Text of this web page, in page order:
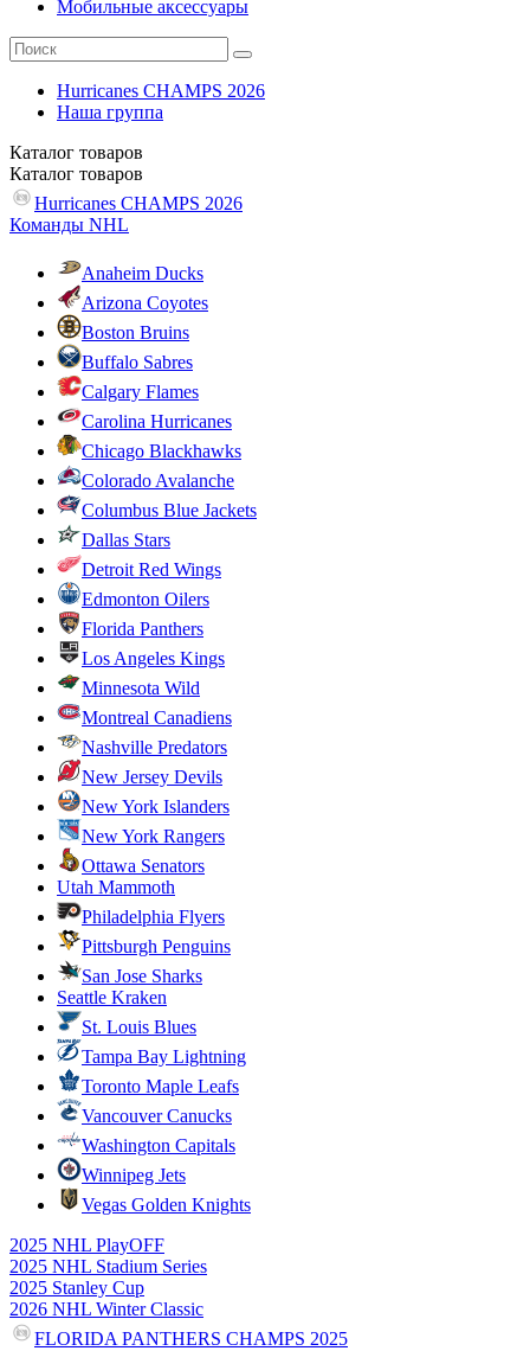
Мобильные аксессуары
Hurricanes CHAMPS 2026
Наша группа
Каталог товаров
Каталог товаров
Hurricanes CHAMPS 2026
Команды NHL
Anaheim Ducks
Arizona Coyotes
Boston Bruins
Buffalo Sabres
Calgary Flames
Carolina Hurricanes
Chicago Blackhawks
Colorado Avalanche
Columbus Blue Jackets
Dallas Stars
Detroit Red Wings
Edmonton Oilers
Florida Panthers
Los Angeles Kings
Minnesota Wild
Montreal Canadiens
Nashville Predators
New Jersey Devils
New York Islanders
New York Rangers
Ottawa Senators
Utah Mammoth
Philadelphia Flyers
Pittsburgh Penguins
San Jose Sharks
Seattle Kraken
St. Louis Blues
Tampa Bay Lightning
Toronto Maple Leafs
Vancouver Canucks
Washington Capitals
Winnipeg Jets
Vegas Golden Knights
2025 NHL PlayOFF
2025 NHL Stadium Series
2025 Stanley Cup
2026 NHL Winter Classic
FLORIDA PANTHERS CHAMPS 2025